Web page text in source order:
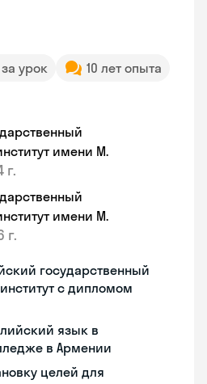
за урок
10 лет опыта
имени М.
г.
имени М.
г.
государственный
с дипломом
язык в
в Армении
целей для